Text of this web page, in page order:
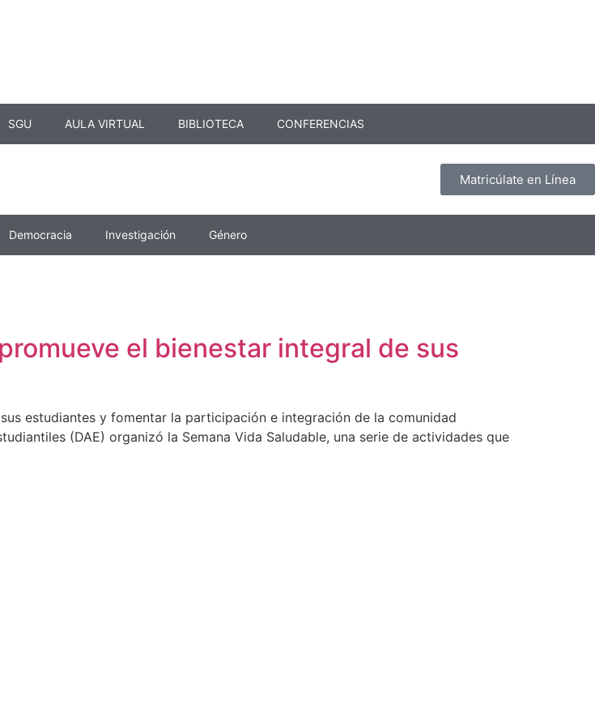
SGU AULA VIRTUAL BIBLIOTECA CONFERENCIAS
Matricúlate en Línea
Democracia Investigación Género
el bienestar integral de sus
estudiantes y fomentar la participación e integración de la comunidad
(DAE) organizó la Semana Vida Saludable, una serie de actividades que